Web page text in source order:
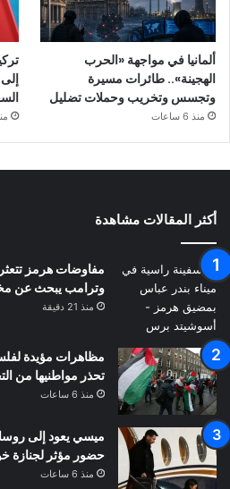
ألمانيا في مواجهة «الحرب
الهجينة».. طائرات مسيرة
وتجسس وتخريب وحملات تضليل
منذ 6 ساعات منذ
أكثر المقالات مشاهدة
مفاوضات هرمز
وترامب يبحث عن
منذ 21 دقيقة
مظاهرات مؤيدة
تحذر مواطنيها من
منذ 6 ساعات
ميسي يعود إلى
حضور مؤثر
منذ 6 ساعات